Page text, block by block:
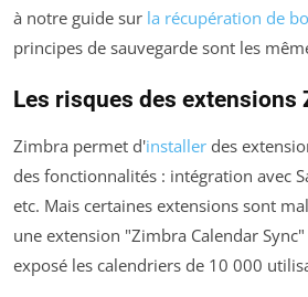
à notre guide sur la récupération de
principes de sauvegarde sont les
Les risques des extensions
Zimbra permet d'installer des
des fonctionnalités : intégration avec
etc. Mais certaines extensions sont
une extension "Zimbra Calendar
exposé les calendriers de 10 000